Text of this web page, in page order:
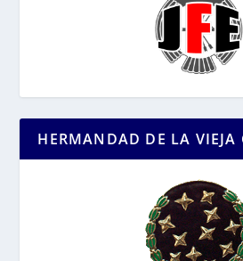
HERMANDAD DE LA VIEJA